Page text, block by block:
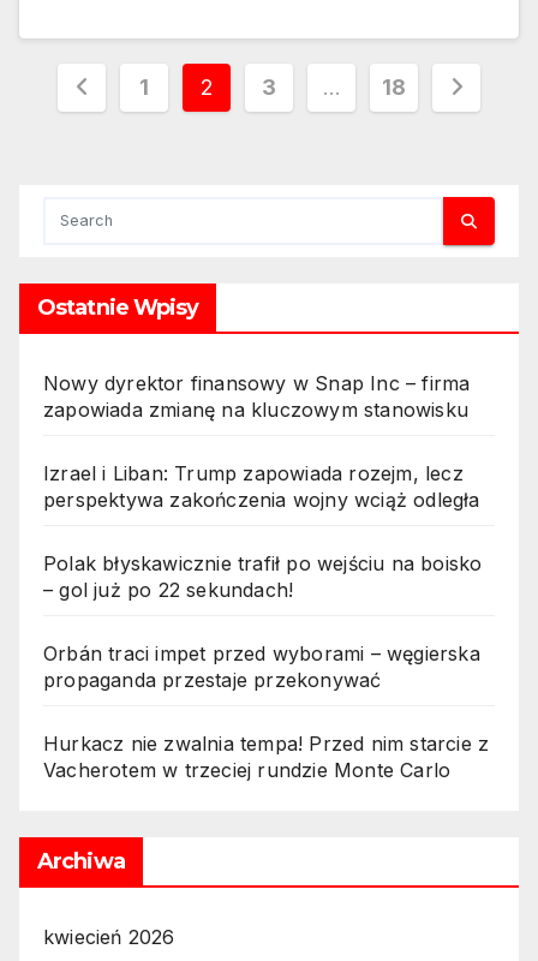
Stronicowanie
1 2 3 … 18
Ostatnie Wpisy
Nowy dyrektor finansowy w Snap Inc – firma
zapowiada zmianę na kluczowym stanowisku
Izrael i Liban: Trump zapowiada rozejm, lecz
perspektywa zakończenia wojny wciąż odległa
Polak błyskawicznie trafił po wejściu na boisko
– gol już po 22 sekundach!
Orbán traci impet przed wyborami – węgierska
propaganda przestaje przekonywać
Hurkacz nie zwalnia tempa! Przed nim starcie z
Vacherotem w trzeciej rundzie Monte Carlo
Archiwa
kwiecień 2026